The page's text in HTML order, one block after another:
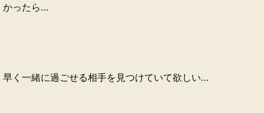
かったら…
早く一緒に過ごせる相手を見つけていて欲しい…